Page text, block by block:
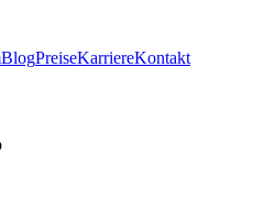
BlogPreiseKarriereKontakt